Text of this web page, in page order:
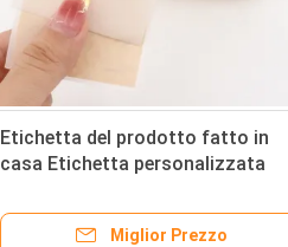
Etichetta del prodotto fatto in
casa Etichetta personalizzata
Miglior Prezzo